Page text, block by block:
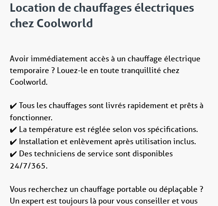
Location de chauffages électriques
chez Coolworld
Avoir immédiatement accès à un chauffage électrique
temporaire ? Louez-le en toute tranquillité chez
Coolworld.
✔️ Tous les chauffages sont livrés rapidement et prêts à
fonctionner.
✔️ La température est réglée selon vos spécifications.
✔️ Installation et enlèvement après utilisation inclus.
✔️ Des techniciens de service sont disponibles
24/7/365.
Vous recherchez un chauffage portable ou déplaçable ?
Un expert est toujours là pour vous conseiller et vous